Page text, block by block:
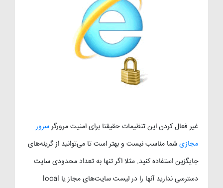
غیر فعال کردن این تنظیمات حقیقتا برای امنیت مرورگرسرور
مجازیشما مناسب نیست و بهتر است تا می‌توانید از گرینه‌های
جایگزین استفاده کنید. مثلا اگر تنها به تعداد محدودی سایت
دسترسی ندارید آنها را در لیست سایت‌های مجاز یا local